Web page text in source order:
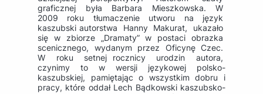
graficznej była Barbara Mieszkowska. W
2009 roku tłumaczenie utworu na język
kaszubski autorstwa Hanny Makurat, ukazało
się w zbiorze „Dramaty” w postaci obrazka
scenicznego, wydanym przez Oficynę Czec.
W roku setnej rocznicy urodzin autora,
czynimy to w wersji językowej polsko-
kaszubskiej, pamiętając o wszystkim dobru i
pracy, które oddał Lech Bądkowski kaszubsko-